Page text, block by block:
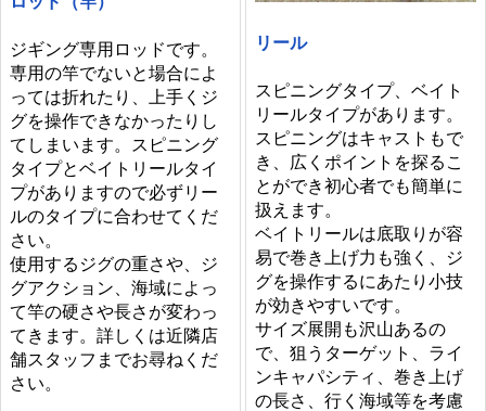
ジギング専用ロッドです。
専用の竿でないと場合によ
っては折れたり、上手くジ
グを操作できなかったりし
てしまいます。スピニング
タイプとベイトリールタイ
プがありますので必ずリー
ルのタイプに合わせてくだ
さい。
使用するジグの重さや、ジ
グアクション、海域によっ
て竿の硬さや長さが変わっ
てきます。詳しくは近隣店
舗スタッフまでお尋ねくだ
さい。
リール
スピニングタイプ、ベイト
リールタイプがあります。
スピニングはキャストもで
き、広くポイントを探るこ
とができ初心者でも簡単に
扱えます。
ベイトリールは底取りが容
易で巻き上げ力も強く、ジ
グを操作するにあたり小技
が効きやすいです。
サイズ展開も沢山あるの
で、狙うターゲット、ライ
ンキャパシティ、巻き上げ
の長さ、行く海域等を考慮